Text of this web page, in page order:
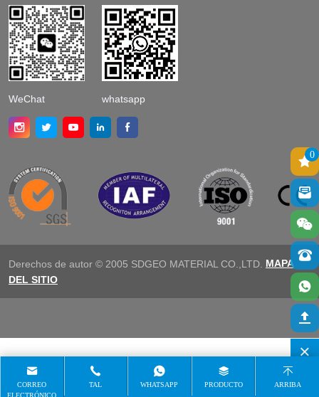
WeChat whatsapp
Derechos de autor © 2005 SDGEO MATERIAL CO.,LTD. MAPA
DEL SITIO
0
CORREO
ELECTRÓNICO
TAL WHATSAPP PRODUCTO ARRIBA